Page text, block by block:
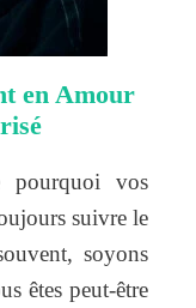
en Amour
pourquoi vos
suivre le
soyons
êtes peut-être